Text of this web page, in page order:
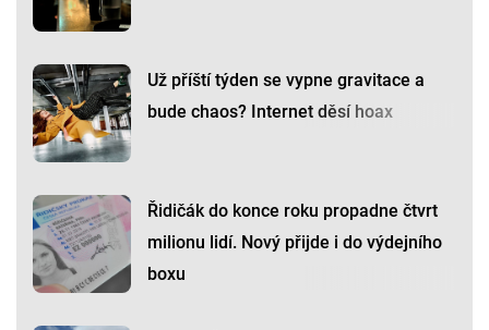
Už příští týden se vypne gravitace a
bude chaos? Internet děsí hoax
Řidičák do konce roku propadne čtvrt
milionu lidí. Nový přijde i do výdejního
boxu